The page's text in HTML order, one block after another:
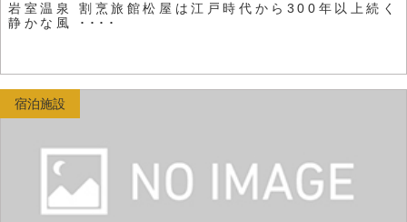
岩室温泉 割烹旅館松屋は江戸時代から300年以上続く
静かな風 ････
宿泊施設